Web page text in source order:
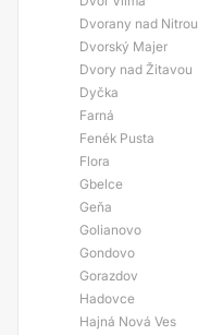
Dvorany nad Nitrou
Dvorský Majer
Dvory nad Žitavou
Dyčka
Farná
Fenék Pusta
Flora
Gbelce
Geňa
Golianovo
Gondovo
Gorazdov
Hadovce
Hajná Nová Ves